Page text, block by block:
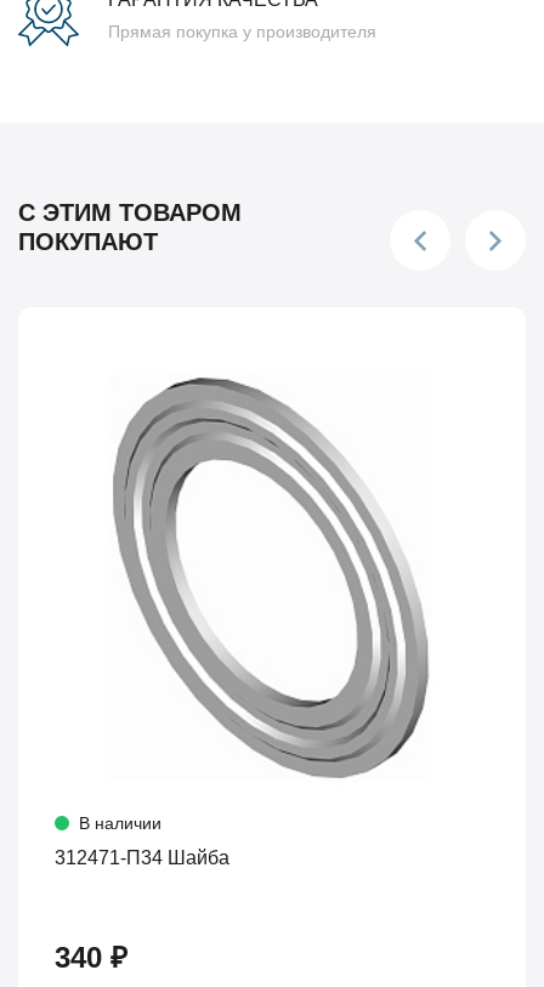
Прямая покупка у производителя
С ЭТИМ ТОВАРОМ
ПОКУПАЮТ
В наличии
312471-П34 Шайба
340 ₽